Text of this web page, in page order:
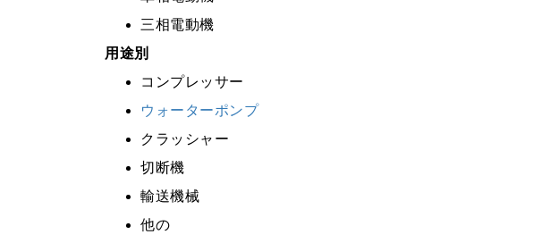
三相電動機
用途別
コンプレッサー
ウォーターポンプ
クラッシャー
切断機
輸送機械
他の